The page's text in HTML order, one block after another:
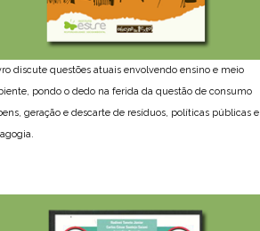
discute questões atuais envolvendo ensino e meio
pondo o dedo na ferida da questão de consumo
geração e descarte de resíduos, políticas públicas e